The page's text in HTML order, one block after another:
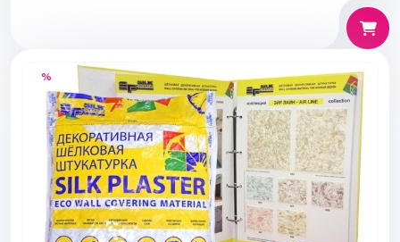
%